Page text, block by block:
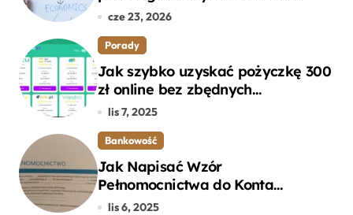
cze 23, 2026
Porady
Jak szybko uzyskać pożyczkę 300
zł online bez zbędnych
formalności?
lis 7, 2025
Bankowość
Jak Napisać Wzór
Pełnomocnictwa do Konta
Bankowego – Praktyczny
lis 6, 2025